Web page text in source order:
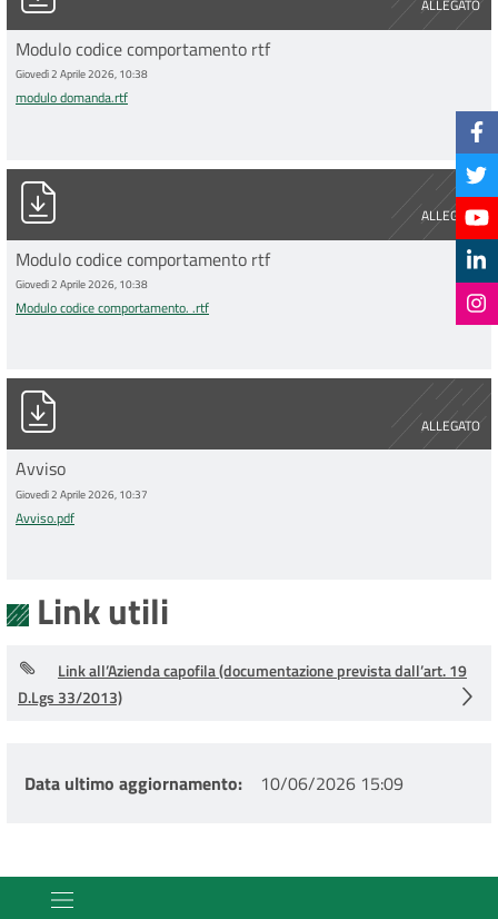
ALLEGATO
Modulo codice comportamento rtf
Giovedì 2 Aprile 2026, 10:38
modulo domanda.rtf
ALLEGATO
Modulo codice comportamento. .rtf
Modulo codice comportamento rtf
Giovedì 2 Aprile 2026, 10:38
Modulo codice comportamento. .rtf
ALLEGATO
Avviso.pdf
Avviso
Giovedì 2 Aprile 2026, 10:37
Avviso.pdf
Link utili
Link all’Azienda capofila (documentazione prevista dall’art. 19
D.Lgs 33/2013)
Data ultimo aggiornamento 10/06/2026 15:09